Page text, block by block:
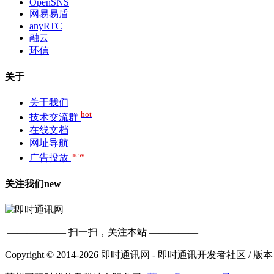
OpenSNS
网易易盾
anyRTC
融云
环信
关于
关于我们
技术交流群 hot
在线文档
网址导航
广告投放 new
关注我们new
—————— 扫一扫，关注本站 —————
Copyright © 2014-2026 即时通讯网 - 即时通讯开发者社区 / 版